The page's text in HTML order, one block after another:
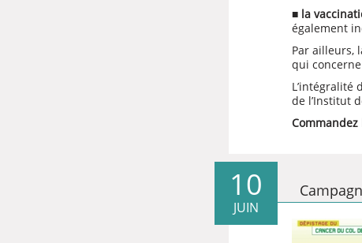
■ la
également
Par ailleurs,
qui
L’intégralité
de l’Institut
10
JUIN